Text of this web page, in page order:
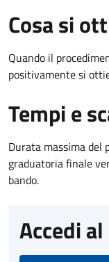
Cosa si
Quando il
positivamente si
Tempi e
Durata massima del
graduatoria finale
bando.
Accedi